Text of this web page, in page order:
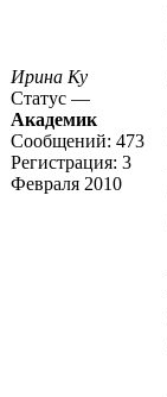
Ирина Ку
Статус —
Академик
Сообщений: 473
Регистрация: 3
Февраля 2010